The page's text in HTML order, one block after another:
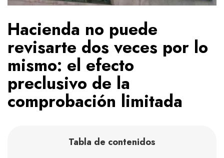
Hacienda no puede
revisarte dos veces por lo
mismo: el efecto
preclusivo de la
comprobación limitada
Tabla de contenidos